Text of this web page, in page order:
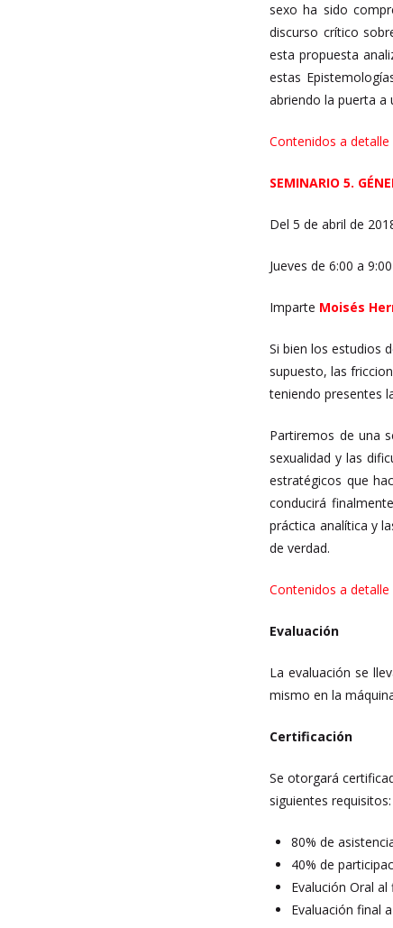
sexo ha sido
discurso crítico
esta propuesta
estas
abriendo la puerta a
Contenidos a detalle
SEMINARIO 5.
Del 5 de abril de
Jueves de 6:00 a
Imparte Moisés
Si bien los estudios
supuesto, las
teniendo presentes
Partiremos de una
sexualidad y las
estratégicos que
conducirá
práctica analítica y
de verdad.
Contenidos a detalle
Evaluación
La evaluación se
mismo en la
Certificación
Se otorgará
siguientes requisitos:
80% de
40% de
Evalución Oral
Evaluación final